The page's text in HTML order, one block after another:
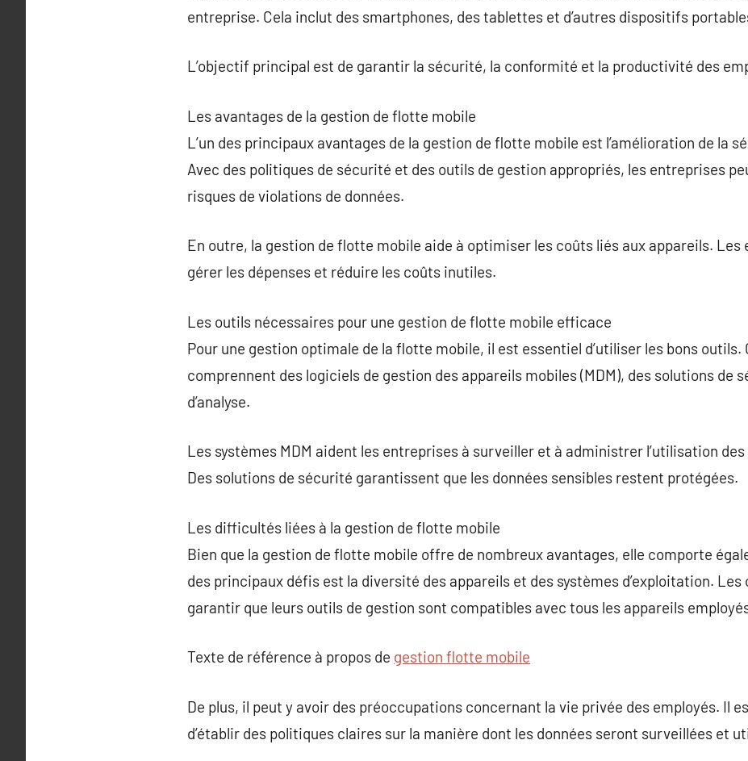
entreprise. Cela inclut des smartphones, des tablettes et d’autres dispositifs
L’objectif principal est de garantir la sécurité, la conformité et la productivité des
Les avantages de la gestion de flotte mobile
L’un des principaux avantages de la gestion de flotte mobile est l’amélioration de la
Avec des politiques de sécurité et des outils de gestion appropriés, les entreprises
risques de violations de données.
En outre, la gestion de flotte mobile aide à optimiser les coûts liés aux appareils. Les
gérer les dépenses et réduire les coûts inutiles.
Les outils nécessaires pour une gestion de flotte mobile efficace
Pour une gestion optimale de la flotte mobile, il est essentiel d’utiliser les bons outils.
comprennent des logiciels de gestion des appareils mobiles (MDM), des solutions de
d’analyse.
Les systèmes MDM aident les entreprises à surveiller et à administrer l’utilisation
Des solutions de sécurité garantissent que les données sensibles restent protégées.
Les difficultés liées à la gestion de flotte mobile
Bien que la gestion de flotte mobile offre de nombreux avantages, elle comporte
des principaux défis est la diversité des appareils et des systèmes d’exploitation.
garantir que leurs outils de gestion sont compatibles avec tous les appareils
Texte de référence à propos de gestion flotte mobile
De plus, il peut y avoir des préoccupations concernant la vie privée des employés. Il
d’établir des politiques claires sur la manière dont les données seront surveillées et